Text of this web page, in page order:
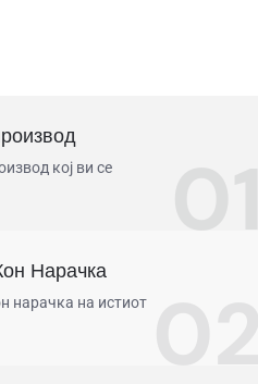
кој ви се
Нарачка
нарачка на истиот